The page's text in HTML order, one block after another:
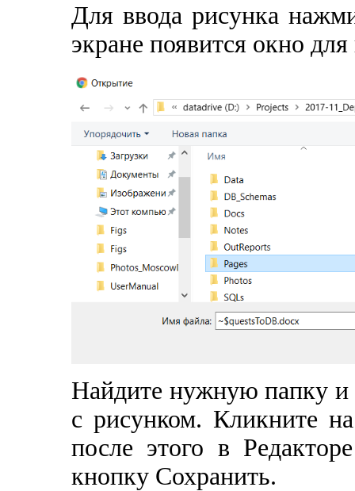
Для ввода рисунка
экране появится окно
Найдите нужную папку и
с рисунком. Кликните
после этого в
кнопку Сохранить.